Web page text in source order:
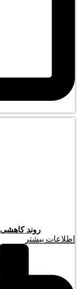
روند
اطلاعات بیشتر